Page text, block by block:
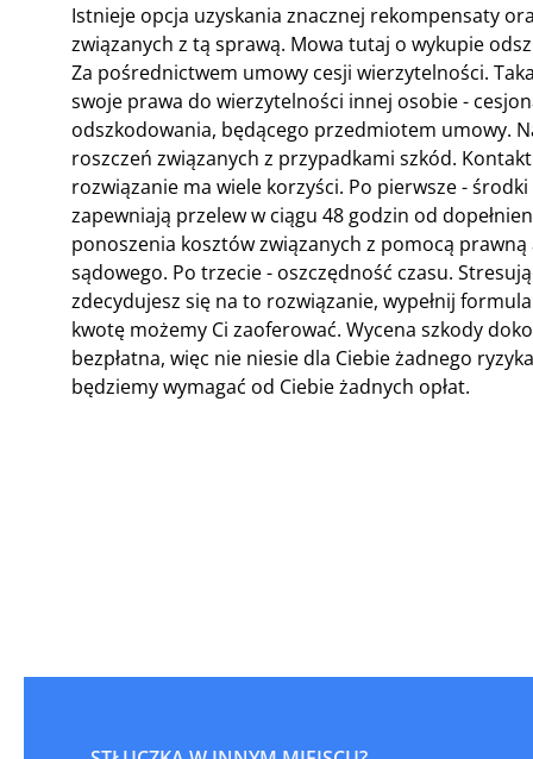
Istnieje opcja uzyskania znacznej rekompensaty
związanych z tą sprawą. Mowa tutaj o wykupie
Za pośrednictwem umowy cesji wierzytelności.
swoje prawa do wierzytelności innej osobie -
odszkodowania, będącego przedmiotem umowy.
roszczeń związanych z przypadkami szkód.
rozwiązanie ma wiele korzyści. Po pierwsze -
zapewniają przelew w ciągu 48 godzin od
ponoszenia kosztów związanych z pomocą
sądowego. Po trzecie - oszczędność czasu.
zdecydujesz się na to rozwiązanie, wypełnij
kwotę możemy Ci zaoferować. Wycena szkody
bezpłatna, więc nie niesie dla Ciebie żadnego
będziemy wymagać od Ciebie żadnych opłat.